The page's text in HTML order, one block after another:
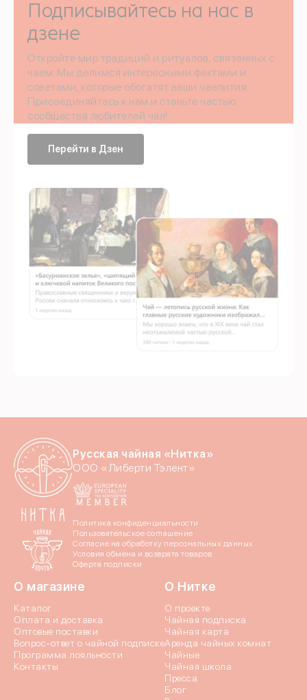
Подписывайтесь на нас в
дзене
Откройте мир традиций и ритуалов, связанных с
чаем. Мы делимся интересными фактами и
советами, которые обогатят ваши чаепития.
Присоединяйтесь к нам и станьте частью
сообщества любителей чая!
Перейти в Дзен
Русская чайная «Нитка»
ООО «Либерти Тэлент»
Политика конфиденциальности
Пользовательское соглашение
Согласие на обработку персональных данных
Условия обмена и возврата товаров
Оферта подписки
О магазине
Каталог
Оплата и доставка
Оптовые поставки
Вопрос-ответ о чайной подписке
Программа лояльности
Контакты
О Нитке
О проекте
Чайная подписка
Чайная карта
Аренда чайных комнат
Чайные
Чайная школа
Пресса
Блог